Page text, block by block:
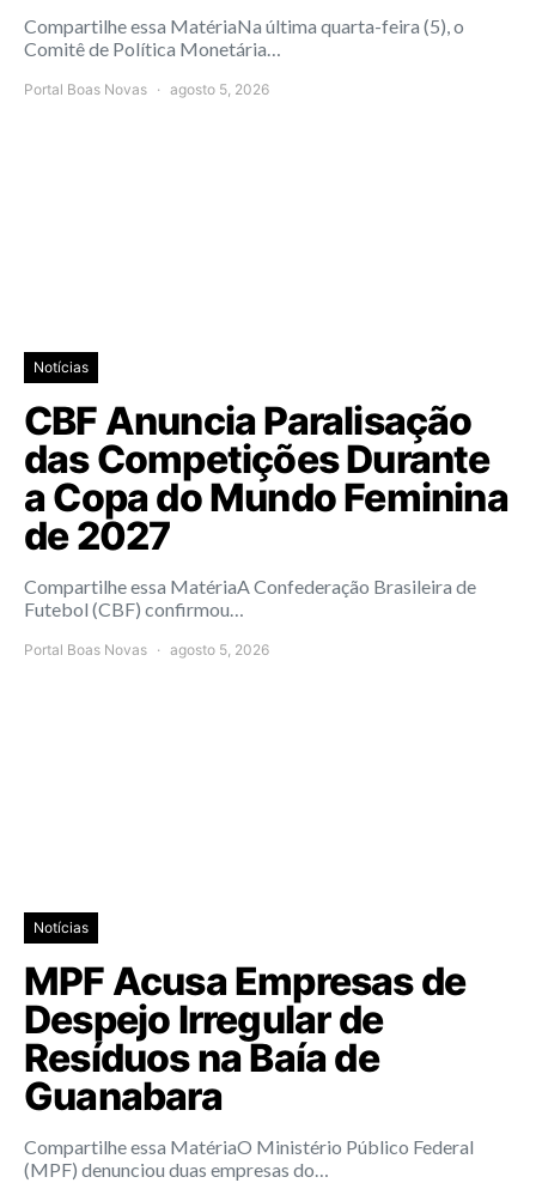
Compartilhe essa MatériaNa última quarta-feira (5), o
Comitê de Política Monetária…
Portal Boas Novas agosto 5, 2026
Notícias
CBF Anuncia Paralisação
das Competições Durante
a Copa do Mundo Feminina
de 2027
Compartilhe essa MatériaA Confederação Brasileira de
Futebol (CBF) confirmou…
Portal Boas Novas agosto 5, 2026
Notícias
MPF Acusa Empresas de
Despejo Irregular de
Resíduos na Baía de
Guanabara
Compartilhe essa MatériaO Ministério Público Federal
(MPF) denunciou duas empresas do…